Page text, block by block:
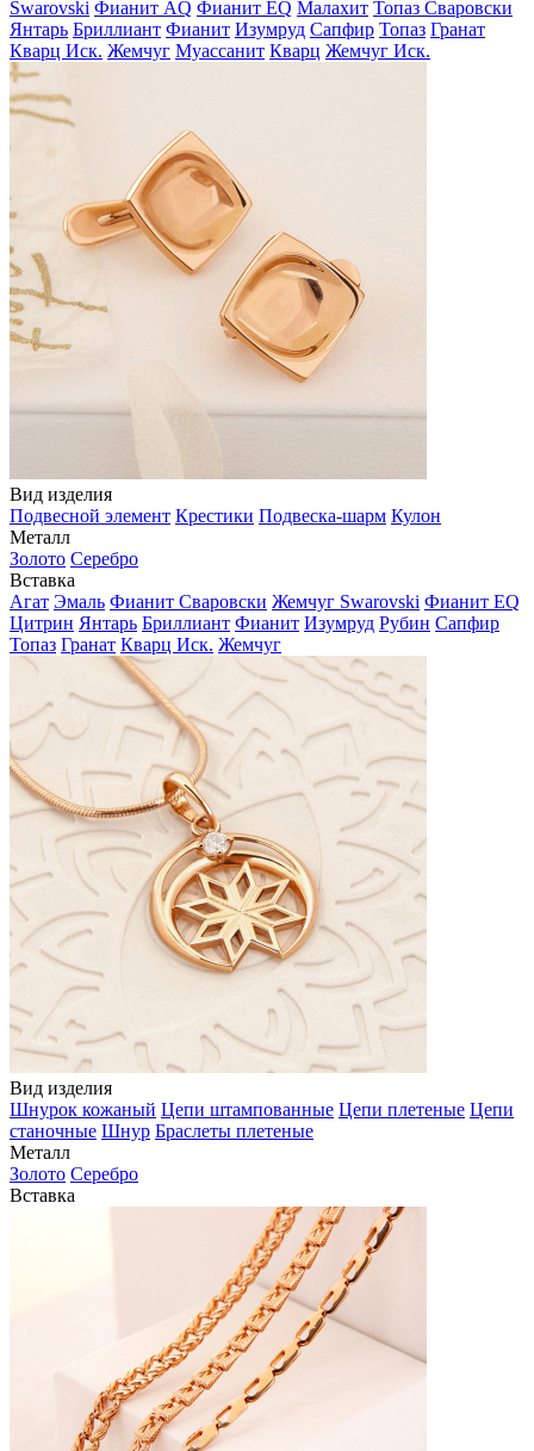
Swarovski Фианит AQ Фианит EQ Малахит Топаз Сваровски
Янтарь Бриллиант Фианит Изумруд Сапфир Топаз Гранат
Кварц Иск. Жемчуг Муассанит Кварц Жемчуг Иск.
Вид изделия
Подвесной элемент Крестики Подвеска-шарм Кулон
Металл
Золото Серебро
Вставка
Агат Эмаль Фианит Сваровски Жемчуг Swarovski Фианит EQ
Цитрин Янтарь Бриллиант Фианит Изумруд Рубин Сапфир
Топаз Гранат Кварц Иск. Жемчуг
Вид изделия
Шнурок кожаный Цепи штампованные Цепи плетеные Цепи
станочные Шнур Браслеты плетеные
Металл
Золото Серебро
Вставка